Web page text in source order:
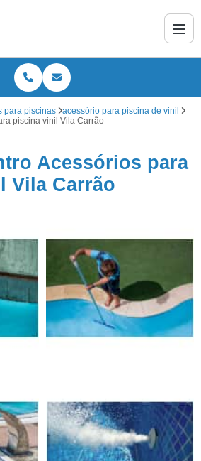
para piscinas
acessório para piscina de vinil
piscina vinil Vila Carrão
Acessórios para
Vila Carrão